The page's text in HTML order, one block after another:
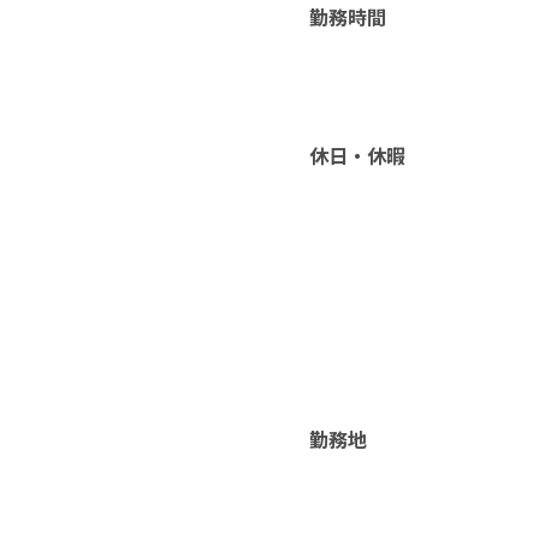
勤務時間
休日・休暇
勤務地